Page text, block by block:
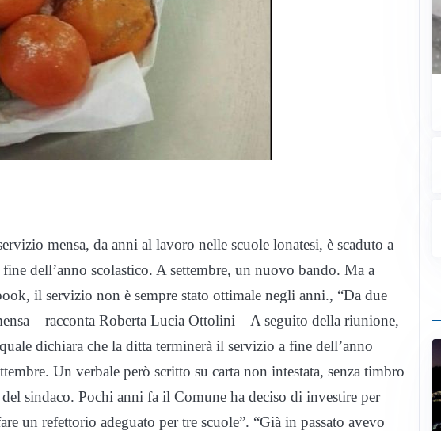
mensa, da anni al lavoro nelle scuole lonatesi, è scaduto a
dell’anno scolastico. A settembre, un nuovo bando. Ma a
il servizio non è sempre stato ottimale negli anni., “Da due
– racconta Roberta Lucia Ottolini – A seguito della riunione,
dichiara che la ditta terminerà il servizio a fine dell’anno
Un verbale però scritto su carta non intestata, senza timbro
sindaco. Pochi anni fa il Comune ha deciso di investire per
un refettorio adeguato per tre scuole”. “Già in passato avevo